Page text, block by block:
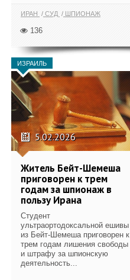
ИРАН СУД ШПИОНАЖ
136
ИЗРАИЛЬ
5.02.2026
Житель Бейт-Шемеша
приговорен к трем
годам за шпионаж в
пользу Ирана
Студент
ультраортодоксальной ешивы
из Бейт-Шемеша приговорен к
трем годам лишения свободы
и штрафу за шпионскую
деятельность...